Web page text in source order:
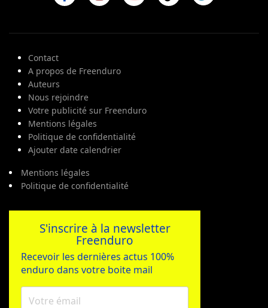
Contact
A propos de Freenduro
Auteurs
Nous rejoindre
Votre publicité sur Freenduro
Mentions légales
Politique de confidentialité
Ajouter date calendrier
Mentions légales
Politique de confidentialité
S'inscrire à la newsletter
Freenduro
Recevoir les dernières actus 100%
enduro dans votre boite mail